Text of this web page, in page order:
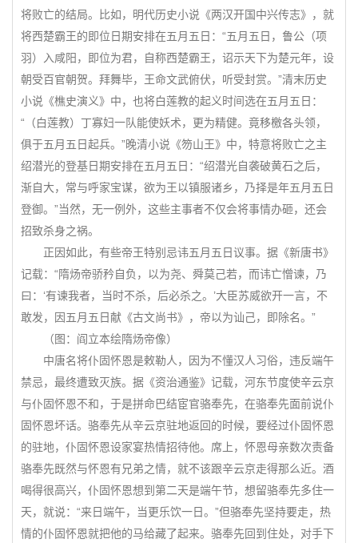
将败亡的结局。比如，明代历史小说《两汉开国中兴传志》，就
将西楚霸王的即位日期安排在五月五日：“五月五日，鲁公（项
羽）入咸阳，即位为君，自称西楚霸王，诏示天下为楚元年，设
朝受百官朝贺。拜舞毕，王命文武俯伏，听受封赏。”清末历史
小说《樵史演义》中，也将白莲教的起义时间选在五月五日：
“（白莲教）丁寡妇一队能使妖术，更为精健。竟移檄各头领，
俱于五月五日起兵。”晚清小说《笏山王》中，特意将败亡之主
绍潜光的登基日期安排在五月五日：“绍潜光自袭破黄石之后，
渐自大，常与呼家宝谋，欲为王以镇服诸乡，乃择是年五月五日
登御。”当然，无一例外，这些主事者不仅会将事情办砸，还会
招致杀身之祸。
正因如此，有些帝王特别忌讳五月五日议事。据《新唐书》
记载：“隋炀帝骄矜自负，以为尧、舜莫己若，而讳亡憎谏，乃
曰：‘有谏我者，当时不杀，后必杀之。’大臣苏威欲开一言，不
敢发，因五月五日献《古文尚书》，帝以为讪己，即除名。”
（图：阎立本绘隋炀帝像）
中唐名将仆固怀恩是敕勒人，因为不懂汉人习俗，违反端午
禁忌，最终遭致灭族。据《资治通鉴》记载，河东节度使辛云京
与仆固怀恩不和，于是拼命巴结宦官骆奉先，在骆奉先面前说仆
固怀恩坏话。骆奉先从辛云京驻地返回的时候，要经过仆固怀恩
的驻地，仆固怀恩设家宴热情招待他。席上，怀恩母亲数次责备
骆奉先既然与怀恩有兄弟之情，就不该跟辛云京走得那么近。酒
喝得很高兴，仆固怀恩想到第二天是端午节，想留骆奉先多住一
天，就说：“来日端午，当更乐饮一日。”但骆奉先坚持要走，热
情的仆固怀恩就把他的马给藏了起来。骆奉先回到住处，对手下